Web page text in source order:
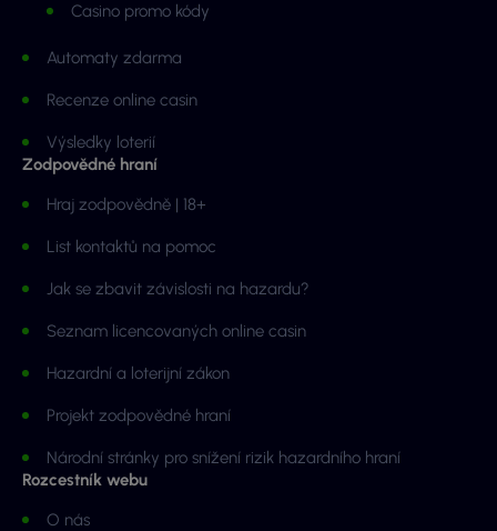
Casino promo kódy
Automaty zdarma
Recenze online casin
Výsledky loterií
Zodpovědné hraní
Hraj zodpovědně | 18+
List kontaktů na pomoc
Jak se zbavit závislosti na hazardu?
Seznam licencovaných online casin
Hazardní a loterijní zákon
Projekt zodpovědné hraní
Národní stránky pro snížení rizik hazardního hraní
Rozcestník webu
O nás